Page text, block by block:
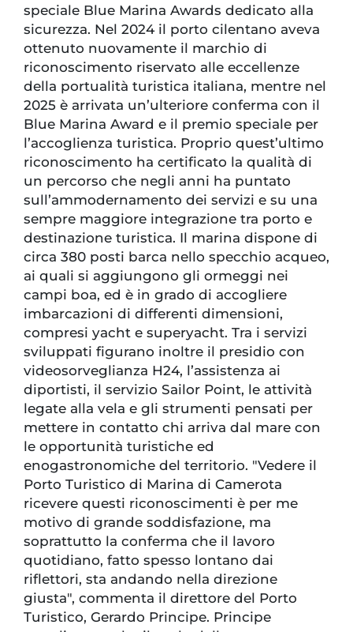
speciale Blue Marina Awards dedicato alla
sicurezza. Nel 2024 il porto cilentano aveva
ottenuto nuovamente il marchio di
riconoscimento riservato alle eccellenze
della portualità turistica italiana, mentre nel
2025 è arrivata un’ulteriore conferma con il
Blue Marina Award e il premio speciale per
l’accoglienza turistica. Proprio quest’ultimo
riconoscimento ha certificato la qualità di
un percorso che negli anni ha puntato
sull’ammodernamento dei servizi e su una
sempre maggiore integrazione tra porto e
destinazione turistica. Il marina dispone di
circa 380 posti barca nello specchio acqueo,
ai quali si aggiungono gli ormeggi nei
campi boa, ed è in grado di accogliere
imbarcazioni di differenti dimensioni,
compresi yacht e superyacht. Tra i servizi
sviluppati figurano inoltre il presidio con
videosorveglianza H24, l’assistenza ai
diportisti, il servizio Sailor Point, le attività
legate alla vela e gli strumenti pensati per
mettere in contatto chi arriva dal mare con
le opportunità turistiche ed
enogastronomiche del territorio. "Vedere il
Porto Turistico di Marina di Camerota
ricevere questi riconoscimenti è per me
motivo di grande soddisfazione, ma
soprattutto la conferma che il lavoro
quotidiano, fatto spesso lontano dai
riflettori, sta andando nella direzione
giusta", commenta il direttore del Porto
Turistico, Gerardo Principe. Principe